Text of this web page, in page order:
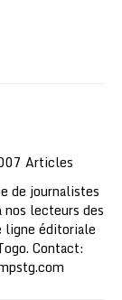
Articles
de journalistes
nos lecteurs des
ligne éditoriale
Contact: